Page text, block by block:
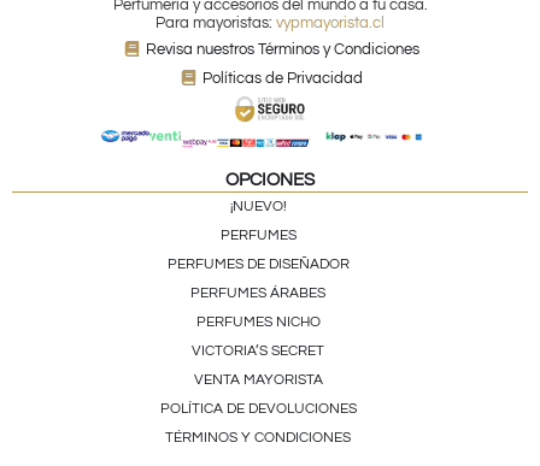
Perfumería y accesorios del mundo a tu casa.
Para mayoristas: vypmayorista.cl
Revisa nuestros Términos y Condiciones
Políticas de Privacidad
OPCIONES
¡NUEVO!
PERFUMES
PERFUMES DE DISEÑADOR
PERFUMES ÁRABES
PERFUMES NICHO
VICTORIA’S SECRET
VENTA MAYORISTA
POLÍTICA DE DEVOLUCIONES
TÉRMINOS Y CONDICIONES